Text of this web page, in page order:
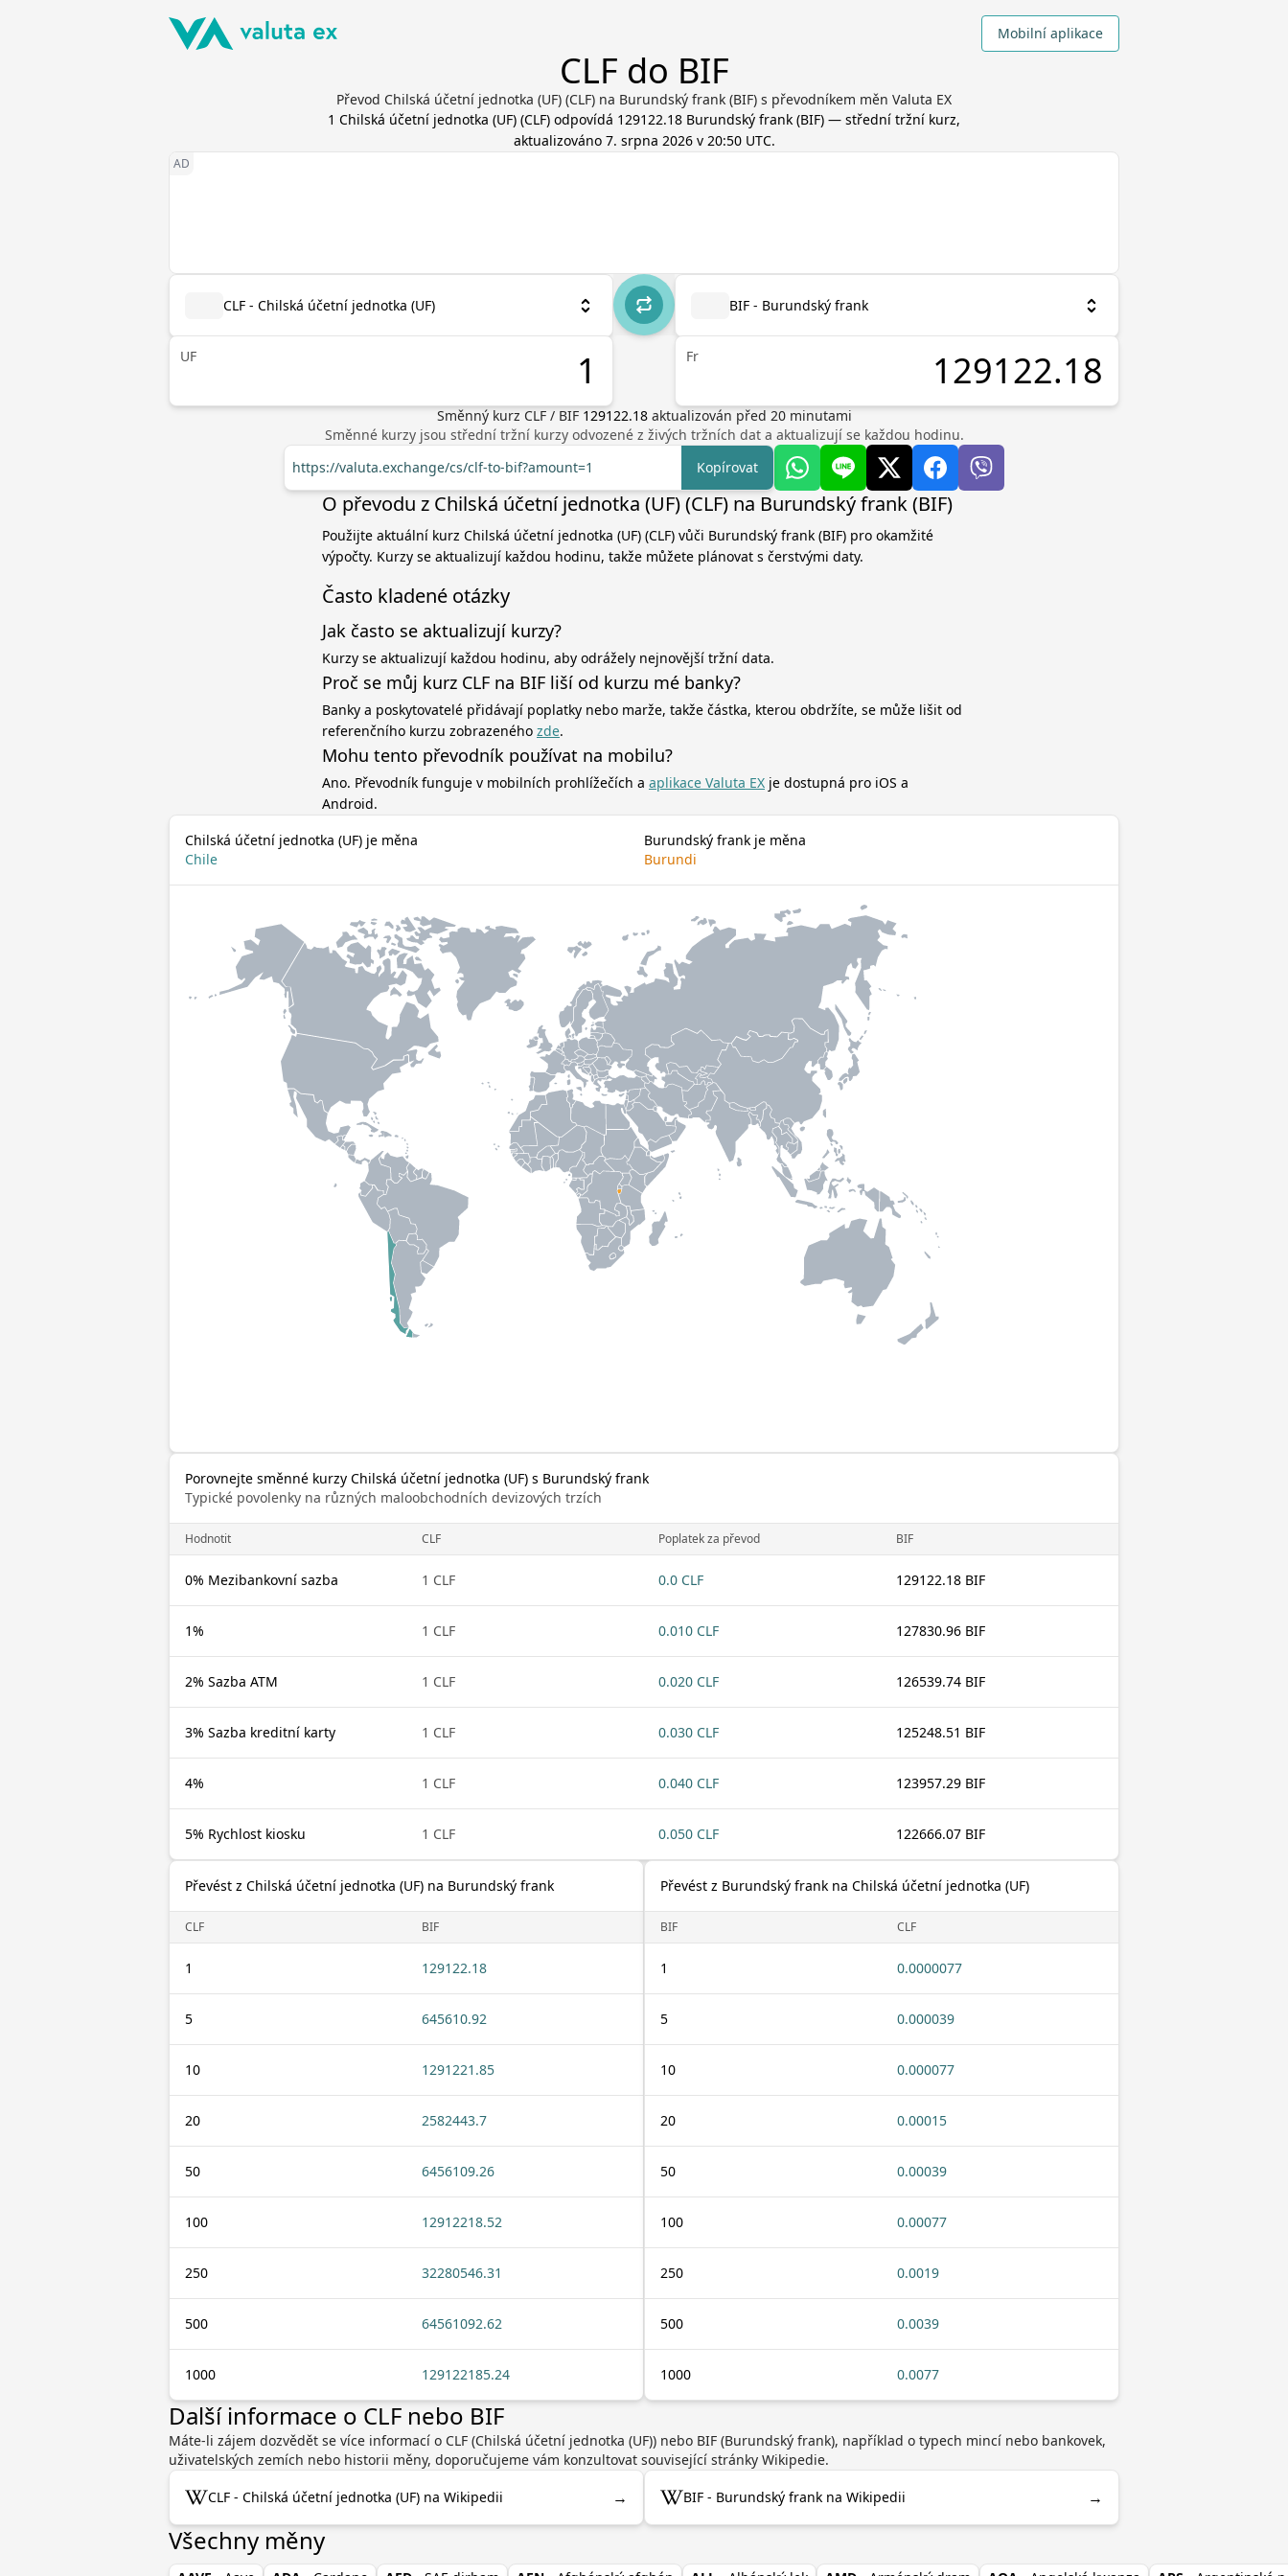
Mobilní aplikace
CLF do BIF
Převod Chilská účetní jednotka (UF) (CLF) na Burundský frank (BIF) s převodníkem měn Valuta EX
1 Chilská účetní jednotka (UF) (CLF) odpovídá 129122.18 Burundský frank (BIF) — střední tržní kurz,
aktualizováno 7. srpna 2026 v 20:50 UTC.
CLF - Chilská účetní jednotka (UF)
UF
BIF - Burundský frank
Fr
Směnný kurz CLF/ BIF 129122.18 aktualizován před 20minutami
Směnné kurzy jsou střední tržní kurzy odvozené z živých tržních dat a aktualizují se každou hodinu.
https://valuta.exchange/cs/clf-to-bif?amount=1
Kopírovat
O převodu z Chilská účetní jednotka (UF) (CLF) na Burundský frank (BIF)
Použijte aktuální kurz Chilská účetní jednotka (UF) (CLF) vůči Burundský frank (BIF) pro okamžité
výpočty. Kurzy se aktualizují každou hodinu, takže můžete plánovat s čerstvými daty.
Často kladené otázky
Jak často se aktualizují kurzy?
Kurzy se aktualizují každou hodinu, aby odrážely nejnovější tržní data.
Proč se můj kurz CLF na BIF liší od kurzu mé banky?
Banky a poskytovatelé přidávají poplatky nebo marže, takže částka, kterou obdržíte, se může lišit od
referenčního kurzu zobrazeného zde.
Mohu tento převodník používat na mobilu?
Ano. Převodník funguje v mobilních prohlížečích a aplikace Valuta EX je dostupná pro iOS a
Android.
Chilská účetní jednotka (UF) je měna
Chile
Burundský frank je měna
Burundi
Porovnejte směnné kurzy Chilská účetní jednotka (UF) s Burundský frank
Typické povolenky na různých maloobchodních devizových trzích
Hodnotit CLF Poplatek za převod BIF
0% Mezibankovní sazba 1 CLF 0.0 CLF 129122.18 BIF
1% 1 CLF 0.010 CLF 127830.96 BIF
2% Sazba ATM 1 CLF 0.020 CLF 126539.74 BIF
3% Sazba kreditní karty 1 CLF 0.030 CLF 125248.51 BIF
4% 1 CLF 0.040 CLF 123957.29 BIF
5% Rychlost kiosku 1 CLF 0.050 CLF 122666.07 BIF
Převést z Chilská účetní jednotka (UF) na Burundský frank
CLF BIF
1 129122.18
5 645610.92
10 1291221.85
20 2582443.7
50 6456109.26
100 12912218.52
250 32280546.31
500 64561092.62
1000 129122185.24
Převést z Burundský frank na Chilská účetní jednotka (UF)
BIF CLF
1 0.0000077
5 0.000039
10 0.000077
20 0.00015
50 0.00039
100 0.00077
250 0.0019
500 0.0039
1000 0.0077
Další informace o CLF nebo BIF
Máte-li zájem dozvědět se více informací o CLF (Chilská účetní jednotka (UF)) nebo BIF (Burundský frank), například o typech mincí nebo bankovek,
uživatelských zemích nebo historii měny, doporučujeme vám konzultovat související stránky Wikipedie.
CLF - Chilská účetní jednotka (UF) na Wikipedii → BIF - Burundský frank na Wikipedii →
Všechny měny